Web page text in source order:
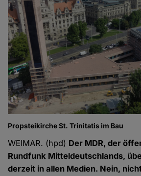
Propsteikirche St. Trinitatis im Bau
WEIMAR. (hpd) Der MDR, der
Rundfunk Mitteldeutschlands,
derzeit in allen Medien. Nein,